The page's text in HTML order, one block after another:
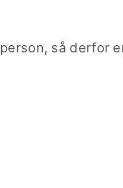
så derfor